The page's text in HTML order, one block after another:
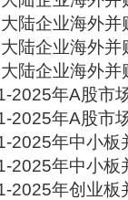
陆企业海外并
陆企业海外
陆企业海外
2025年A股市
2025年A股市
2025年中小板
2025年中小板
2025年创业板